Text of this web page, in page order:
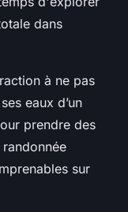
dans
à ne pas
eaux d’un
prendre des
sur